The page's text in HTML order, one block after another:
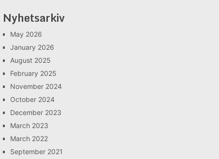
Nyhetsarkiv
May 2026
January 2026
August 2025
February 2025
November 2024
October 2024
December 2023
March 2023
March 2022
September 2021